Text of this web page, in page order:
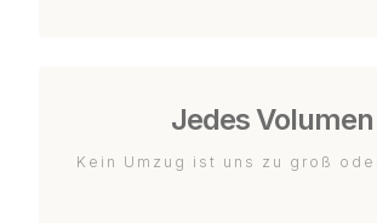
Jedes Volumen
Kein Umzug ist uns zu groß